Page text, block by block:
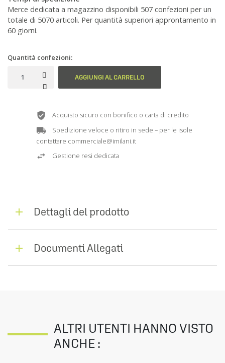
Merce dedicata a magazzino disponibili 507 confezioni per un
totale di 5070 articoli. Per quantità superiori approntamento in
60 giorni.
Quantità confezioni:
AGGIUNGI AL CARRELLO
Acquisto sicuro con bonifico o carta di credito
Spedizione veloce o ritiro in sede – per le isole
contattare commerciale@imilani.it
Gestione resi dedicata
Dettagli del prodotto
Documenti Allegati
ALTRI UTENTI HANNO VISTO
ANCHE :